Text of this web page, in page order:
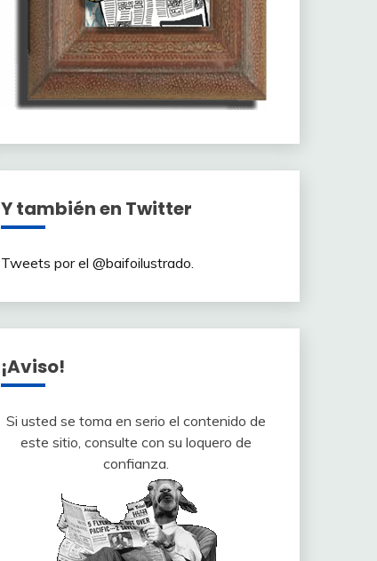
Y también en Twitter
Tweets por el @baifoilustrado.
¡Aviso!
Si usted se toma en serio el contenido de
este sitio, consulte con su loquero de
confianza.